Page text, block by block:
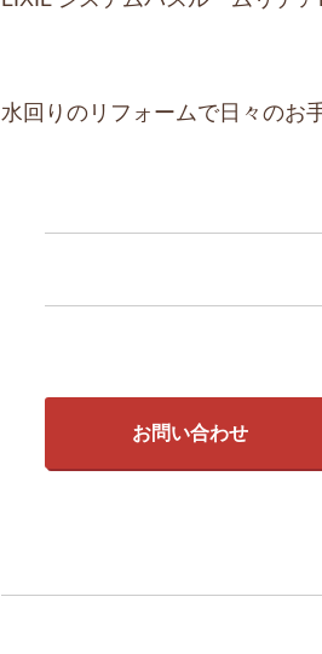
水回りのリフォームで日々のお
お問い合わせ